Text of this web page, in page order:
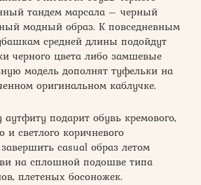
тандем марсала – черный
модный образ. К повседневным
средней длины подойдут
черного цвета либо замшевые
модель дополнят туфельки на
оригинальном каблучке.
подарит обувь кремового,
и светлого коричневого
casual образ летом
на сплошной подошве типа
плетеных босоножек.